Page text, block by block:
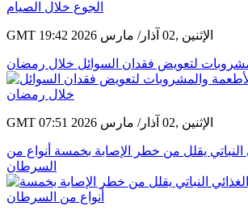
GMT 19:42 2026 الإثنين ,02 آذار/ مارس
لتعويض فقدان السوائل خلال رمضان
GMT 07:51 2026 الإثنين ,02 آذار/ مارس
النباتي يقلل من خطر الإصابة بخمسة أنواع من
السرطان